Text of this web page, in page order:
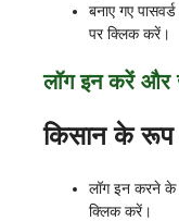
बनाए गए
पर क्लिक करें।
लॉग इन करें और
किसान के
लॉग इन करने के
क्लिक करें।